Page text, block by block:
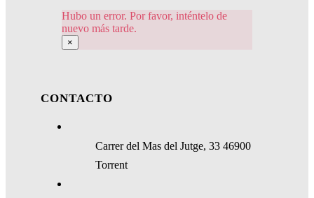
Hubo un error. Por favor, inténtelo de
nuevo más tarde.
×
CONTACTO
Carrer del Mas del Jutge, 33 46900
Torrent